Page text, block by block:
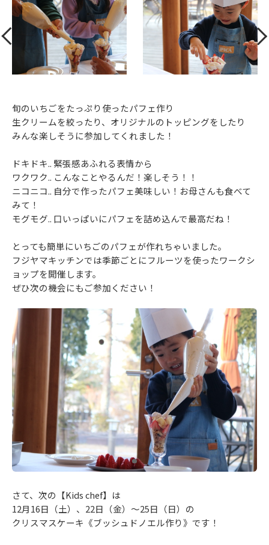
旬のいちごをたっぷり使ったパフェ作り
生クリームを絞ったり、オリジナルのトッピングをしたり
みんな楽しそうに参加してくれました！
ドキドキ.. 緊張感あふれる表情から
ワクワク.. こんなことやるんだ！楽しそう！！
ニコニコ.. 自分で作ったパフェ美味しい！お母さんも食べて
みて！
モグモグ.. 口いっぱいにパフェを詰め込んで最高だね！
とっても簡単にいちごのパフェが作れちゃいました。
フジヤマキッチンでは季節ごとにフルーツを使ったワークシ
ョップを開催します。
ぜひ次の機会にもご参加ください！
さて、次の【Kids chef】は
12月16日（土）、22日（金）～25日（日）の
クリスマスケーキ《ブッシュドノエル作り》です！